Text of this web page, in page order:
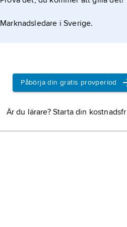
Marknadsledare i Sverige.
Påbörja din gratis provperiod
Är du lärare? Starta din